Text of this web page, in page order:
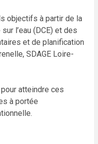
objectifs à partir de la
l’eau (DCE) et des
et de planification
SDAGE Loire-
atteindre ces
à portée